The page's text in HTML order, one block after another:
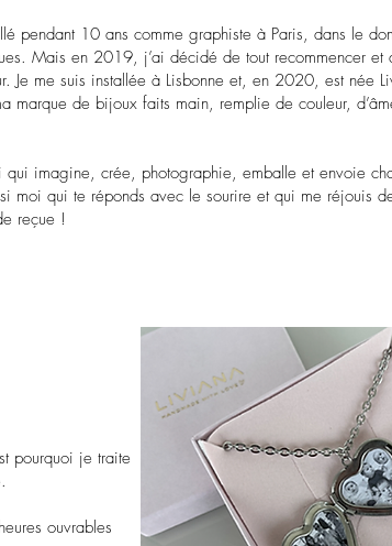
pendant 10 ans comme graphiste à Paris, dans le
Mais en 2019, j’ai décidé de tout recommencer et
Je me suis installée à Lisbonne et, en 2020, est née
marque de bijoux faits main, remplie de couleur,
qui imagine, crée, photographie, emballe et envoie
moi qui te réponds avec le sourire et qui me réjouis
reçue !
pourquoi je traite
ouvrables